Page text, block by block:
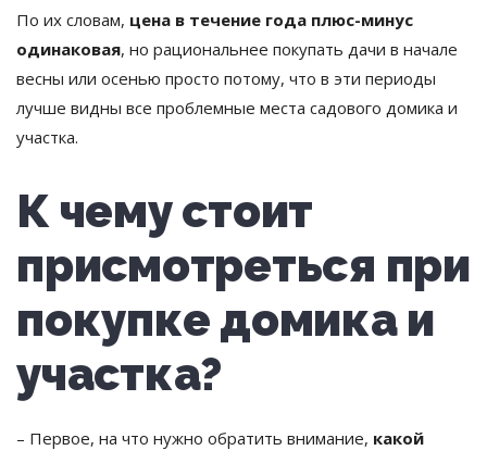
По их словам, цена в течение года плюс-минус
одинаковая, но рациональнее покупать дачи в начале
весны или осенью просто потому, что в эти периоды
лучше видны все проблемные места садового домика и
участка.
К чему стоит
присмотреться при
покупке домика и
участка?
– Первое, на что нужно обратить внимание, какой